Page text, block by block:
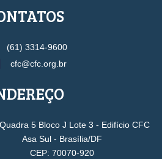
(61) 3314-9600
cfc@cfc.org.br
5 Bloco J Lote 3 - Edifício CFC
Asa Sul - Brasília/DF
CEP: 70070-920